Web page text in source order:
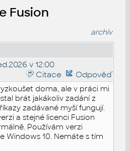
Fusion
archiv
v 12:00
Citace
Odpověď
doma, ale v práci mi
brát jakákoliv zadání z
zadávané myší fungují.
a stejné licenci Fusion
Používám verzi
Windows 10. Nemáte s tím